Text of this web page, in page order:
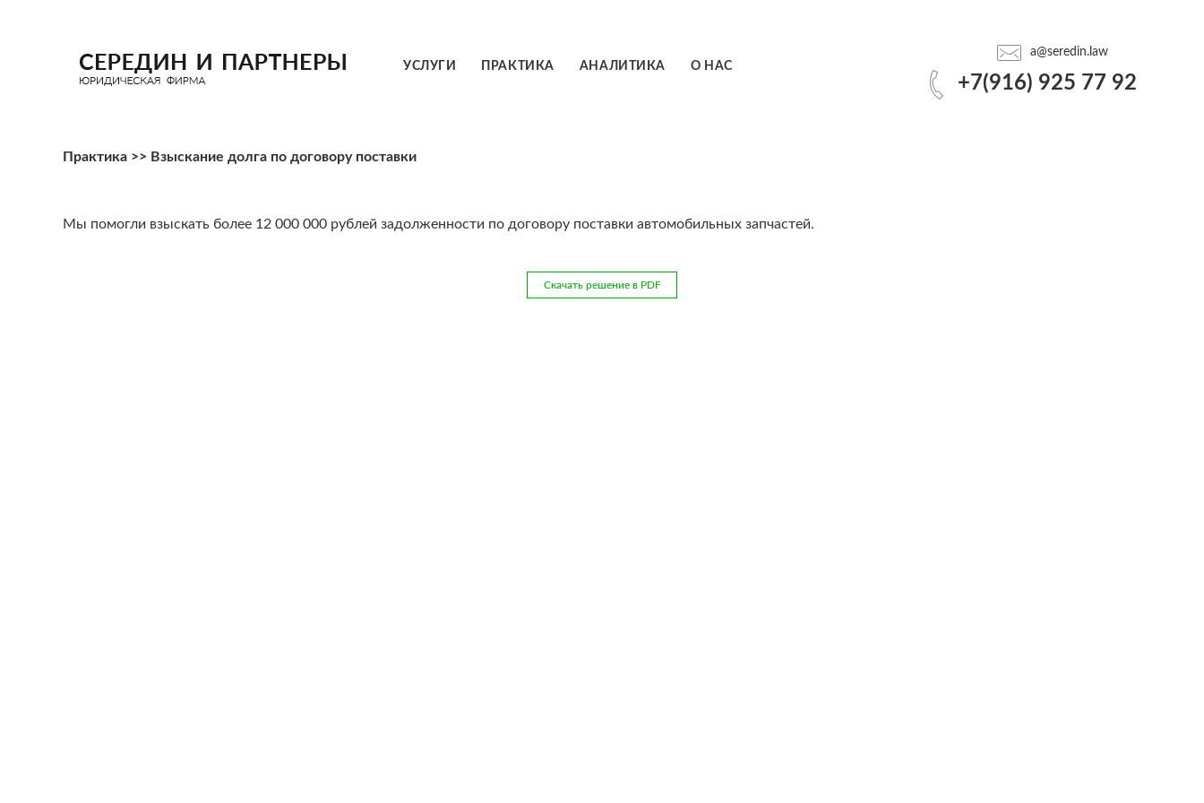
a@seredin.law
+7(916) 925 77 92
УСЛУГИ ПРАКТИКА АНАЛИТИКА О НАС
УСЛУГИ
О НАС
a@seredin.law
Практика >> Взыскание долга по договору поставки
Мы помогли взыскать более 12 000 000 рублей задолженности по договору поставки автомобильных запчастей.
Скачать решение в PDF